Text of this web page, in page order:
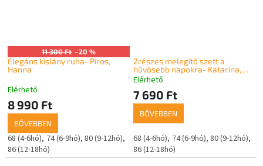
11 300 Ft –20 %
Elegáns kislány ruha- Piros,
Hanna
Elérhető
8 990 Ft
BŐVEBBEN
68 (4-6hó) 74 (6-9hó) 80 (9-12hó)
86 (12-18hó)
2részes melegítő szett a
hűvösebb napokra- Katarína,
lilás-rózsaszín
A
termék
átlagos
értékelése
5-
ből
5,0
csillag.
Elérhető
7 690 Ft
BŐVEBBEN
68 (4-6hó) 74 (6-9hó) 80 (9-12hó)
86 (12-18hó)